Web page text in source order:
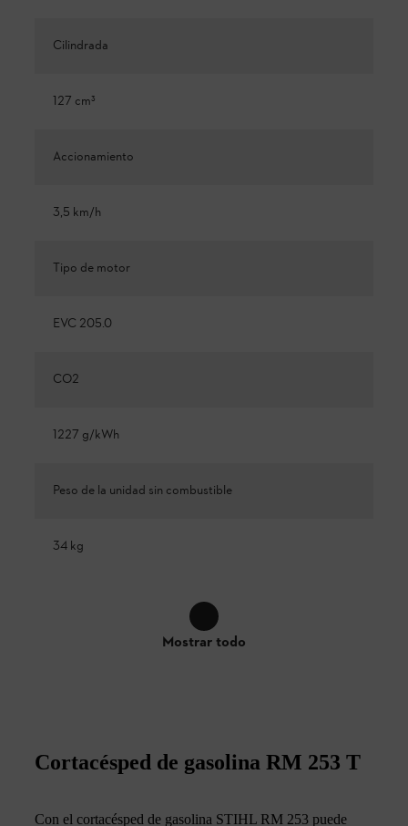
Cilindrada
127 cm³
Accionamiento
3,5 km/h
Tipo de motor
EVC 205.0
CO2
1227 g/kWh
Peso de la unidad sin combustible
34 kg
Mostrar todo
Cortacésped de gasolina RM 253 T
Con el cortacésped de gasolina STIHL RM 253 puede